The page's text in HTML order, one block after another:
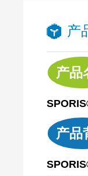
产
产品
产品